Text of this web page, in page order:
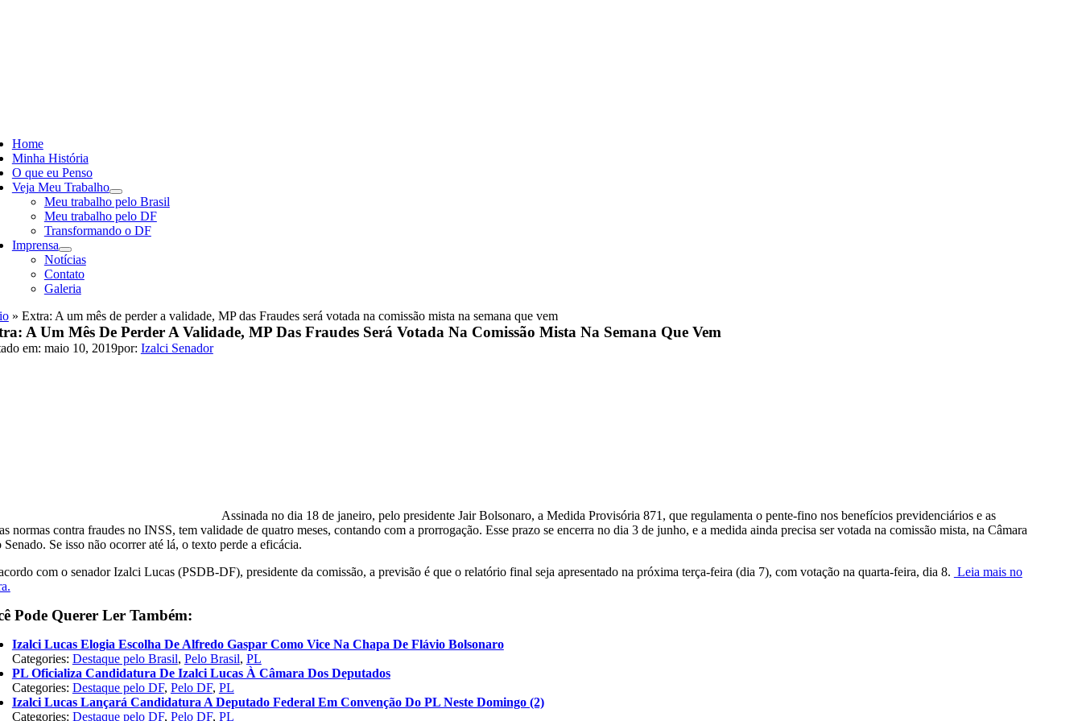
Home
Minha História
O que eu Penso
Veja Meu Trabalho
Meu trabalho pelo Brasil
Meu trabalho pelo DF
Transformando o DF
Imprensa
Notícias
Contato
Galeria
» Extra: A um mês de perder a validade, MP das Fraudes será votada na comissão mista na semana que vem
A Um Mês De Perder A Validade, MP Das Fraudes Será Votada Na Comissão Mista Na Semana Que Vem
em: maio 10, 2019por: Izalci Senador
Assinada no dia 18 de janeiro, pelo presidente Jair Bolsonaro, a Medida Provisória 871, que regulamenta o pente-fino nos benefícios previdenciários e as
normas contra fraudes no INSS, tem validade de quatro meses, contando com a prorrogação. Esse prazo se encerra no dia 3 de junho, e a medida ainda precisa ser votada na comissão mista, na Câmara
Senado. Se isso não ocorrer até lá, o texto perde a eficácia.
com o senador Izalci Lucas (PSDB-DF), presidente da comissão, a previsão é que o relatório final seja apresentado na próxima terça-feira (dia 7), com votação na quarta-feira, dia 8. Leia mais no
Pode Querer Ler Também:
Izalci Lucas Elogia Escolha De Alfredo Gaspar Como Vice Na Chapa De Flávio Bolsonaro
Categories: Destaque pelo Brasil, Pelo Brasil, PL
PL Oficializa Candidatura De Izalci Lucas À Câmara Dos Deputados
Categories: Destaque pelo DF, Pelo DF, PL
Izalci Lucas Lançará Candidatura A Deputado Federal Em Convenção Do PL Neste Domingo (2)
Categories: Destaque pelo DF, Pelo DF, PL